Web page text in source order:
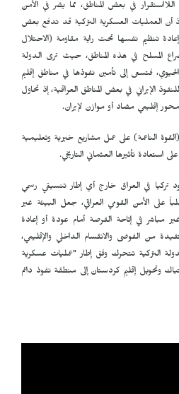
في بعض المناطق، مما يضر في الأمن
أن العمليات العسكرية التركية قد تدفع بعض
تنظيم نفسها تحت راية مقاومة (الاحتلال
المسلح في هذه المناطق، حيث ترى الدولة
فتسعى إلى تأمين نفوذها في مناطق إقليم
الإيراني في بعض المناطق العراقية، إذ تحاول
محور إقليمي مضاد أو موازن لإيران.
الناعمة) على عمل مشاريع خيرية وتعليمية
استعادة تأثيرها العثماني التاريخي.
تركيا في العراق خارج أي إطار تنسيقي رسمي
على الأمن القومي العراقي، جعل البيئة غير
مباشر في إتاحة الفرصة أمام عودة أو إعادة
من الفوضى والانقسام الداخلي والإقليمي،
التركية تتحرك وفق إطار "عمليات عسكرية
وتحويل إقليم كردستان إلى منطقة نفوذ دائم